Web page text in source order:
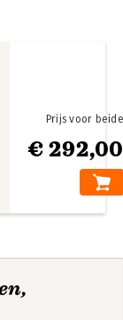
€ 292,00
Prijs voor beide